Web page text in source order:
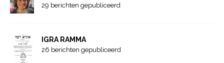
29 berichten gepubliceerd
IGRA RAMMA
26 berichten gepubliceerd